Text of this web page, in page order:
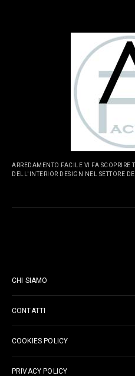
ARREDAMENTO FACILE VI FA SCOPRIRE
DELL'INTERIOR DESIGN NEL SETTORE
CHI SIAMO
CONTATTI
COOKIES POLICY
PRIVACY POLICY